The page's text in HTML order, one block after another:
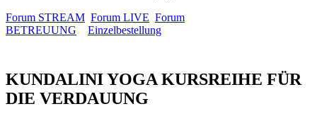
Forum STREAM Forum LIVE Forum
BETREUUNG
Einzelbestellung
KUNDALINI YOGA KURSREIHE FÜR
DIE VERDAUUNG